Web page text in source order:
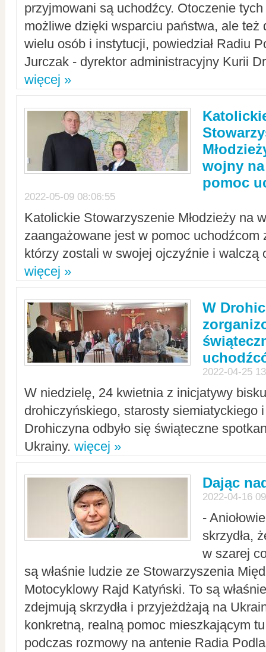
przyjmowani są uchodźcy. Otoczenie
możliwe dzięki wsparciu państwa, ale też
wielu osób i instytucji, powiedział Radiu
Jurczak - dyrektor administracyjny Kurii
więcej »
wojny
pomoc
2022-05-09 08:06:55
Katolickie Stowarzyszenie Młodzieży na
zaangażowane jest w pomoc uchodźcom
którzy zostali w swojej ojczyźnie i walczą
więcej »
W
2022-04-25
W niedzielę, 24 kwietnia z inicjatywy
drohiczyńskiego, starosty siemiatyckiego
Drohiczyna odbyło się świąteczne
Ukrainy. więcej »
Dając
2022-04-16
-
skrzydła,
w szarej
są właśnie ludzie ze Stowarzyszenia
Motocyklowy Rajd Katyński. To są
zdejmują skrzydła i przyjeżdżają na
konkretną, realną pomoc mieszkającym
podczas rozmowy na antenie Radia